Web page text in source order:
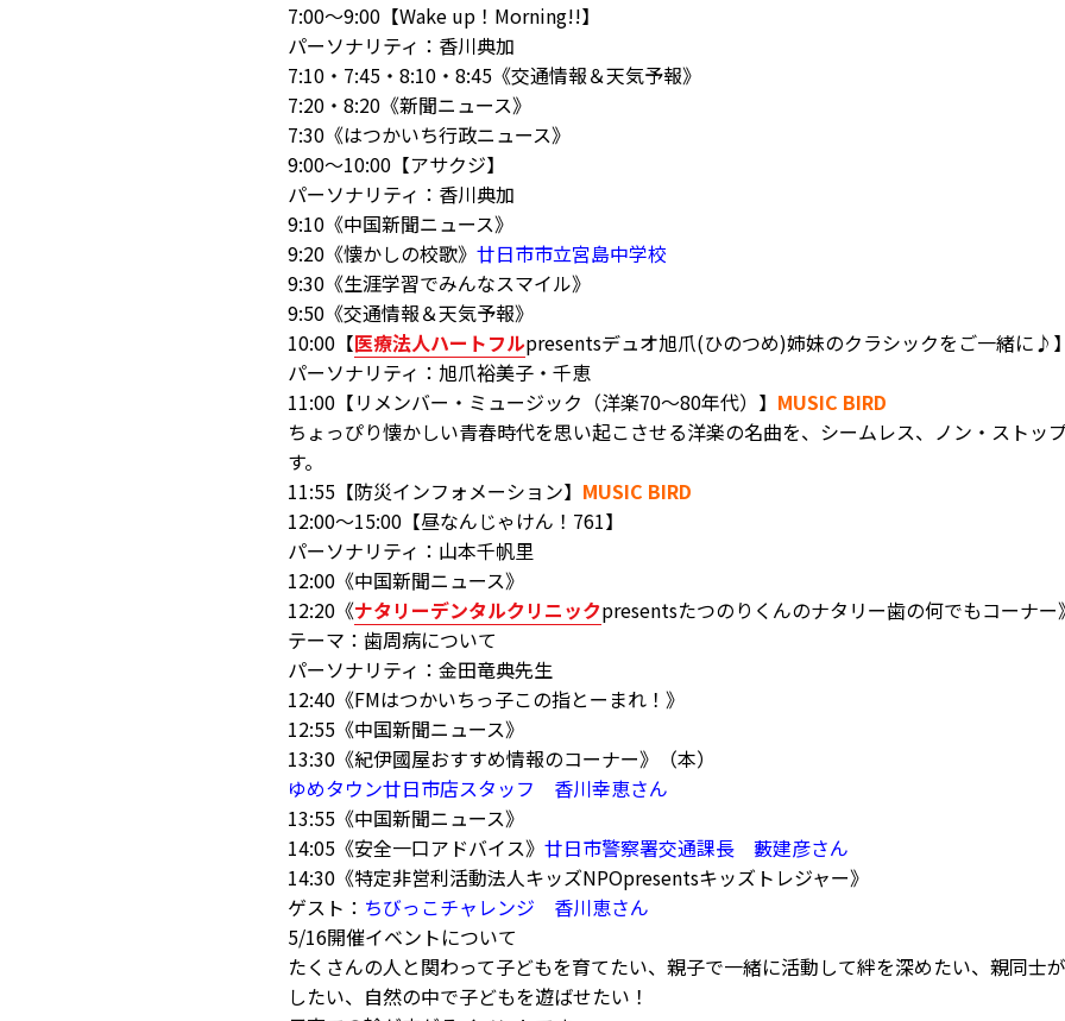
7:00～9:00【Wake up！Morning!!】
パーソナリティ：香川典加
7:10・7:45・8:10・8:45《交通情報＆天気予報》
7:20・8:20《新聞ニュース》
7:30《はつかいち行政ニュース》
9:00～10:00【アサクジ】
パーソナリティ：香川典加
9:10《中国新聞ニュース》
9:20《懐かしの校歌》 廿日市市立宮島中学校
9:30《生涯学習でみんなスマイル》
9:50《交通情報＆天気予報》
10:00【医療法人ハートフルpresentsデュオ旭爪(ひのつめ)姉妹のクラシックをご一緒に♪
パーソナリティ：旭爪裕美子・千恵
11:00【リメンバー・ミュージック（洋楽70～80年代）】 MUSIC BIRD
ちょっぴり懐かしい青春時代を思い起こさせる洋楽の名曲を、シームレス、ノン・ストッ
す。
11:55【防災インフォメーション】 MUSIC BIRD
12:00～15:00【昼なんじゃけん！761】
パーソナリティ：山本千帆里
12:00《中国新聞ニュース》
12:20《ナタリーデンタルクリニックpresentsたつのりくんのナタリー歯の何でもコーナー
テーマ：歯周病について
パーソナリティ：金田竜典先生
12:40《FMはつかいちっ子この指とーまれ！》
12:55《中国新聞ニュース》
13:30《紀伊國屋おすすめ情報のコーナー》（本）
ゆめタウン廿日市店スタッフ 香川幸恵さん
13:55《中国新聞ニュース》
14:05《安全一口アドバイス》 廿日市警察署交通課長 藪建彦さん
14:30《特定非営利活動法人キッズNPOpresentsキッズトレジャー》
ゲスト： ちびっこチャレンジ 香川恵さん
5/16開催イベントについて
たくさんの人と関わって子どもを育てたい、 親子で一緒に活動して絆を深めたい、 親同士
したい、 自然の中で子どもを遊ばせたい！